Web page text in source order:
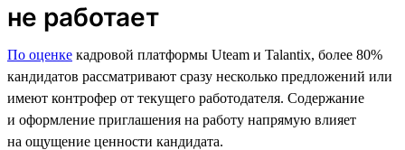
не работает
По оценке кадровой платформы Uteam и Talantix, более 80%
кандидатов рассматривают сразу несколько предложений или
имеют контрофер от текущего работодателя. Содержание
и оформление приглашения на работу напрямую влияет
на ощущение ценности кандидата.